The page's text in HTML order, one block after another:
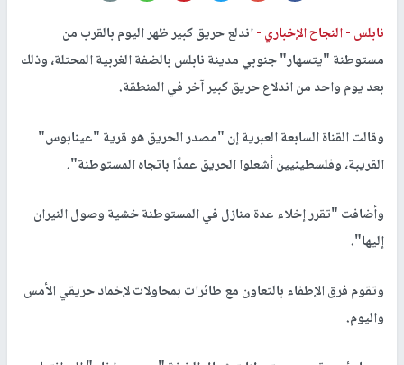
نابلس -النجاح الإخباري -اندلع حريق كبير ظهر اليوم بالقرب من
مستوطنة "يتسهار" جنوبي مدينة نابلس بالضفة الغربية المحتلة، وذلك
بعد يوم واحد من اندلاع حريق كبير آخر في المنطقة.
وقالت القناة السابعة العبرية إن "مصدر الحريق هو قرية "عينابوس"
القريبة، وفلسطينيين أشعلوا الحريق عمدًا باتجاه المستوطنة".
وأضافت "تقرر إخلاء عدة منازل في المستوطنة خشية وصول النيران
إليها".
وتقوم فرق الإطفاء بالتعاون مع طائرات بمحاولات لإخماد حريقي الأمس
واليوم.